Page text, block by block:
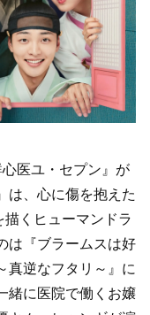
医ユ・セプン』が
は、心に傷を抱えた
描くヒューマンドラ
は『ブラームスは好
真逆なフタリ～』に
緒に医院で働くお嬢